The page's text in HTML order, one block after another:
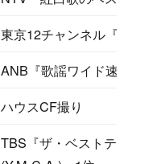
東京12チャンネル『ヤンヤ
ANB『歌謡ワイド速報』
ハウスCF撮り
TBS『ザ・ベストテン』「